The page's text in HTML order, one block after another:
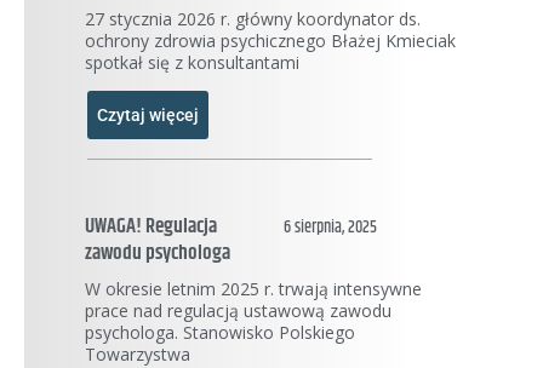
27 stycznia 2026 r. główny koordynator ds.
ochrony zdrowia psychicznego Błażej Kmieciak
spotkał się z konsultantami
Czytaj więcej
UWAGA! Regulacja
zawodu psychologa
6 sierpnia, 2025
W okresie letnim 2025 r. trwają intensywne
prace nad regulacją ustawową zawodu
psychologa. Stanowisko Polskiego
Towarzystwa